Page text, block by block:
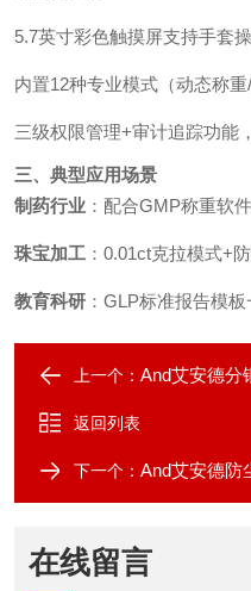
5.7英寸彩色触摸屏支持手套
内置12种专业模式（动态称重
三级权限管理+审计追踪功能
三、典型应用场景
制药行业 ：配合GMP称重软
珠宝加工 ：0.01ct克拉模式+
教育科研 ：GLP标准报告模
上一个： And艾安德分
返回列表
下一个： And艾安德防
在线留言